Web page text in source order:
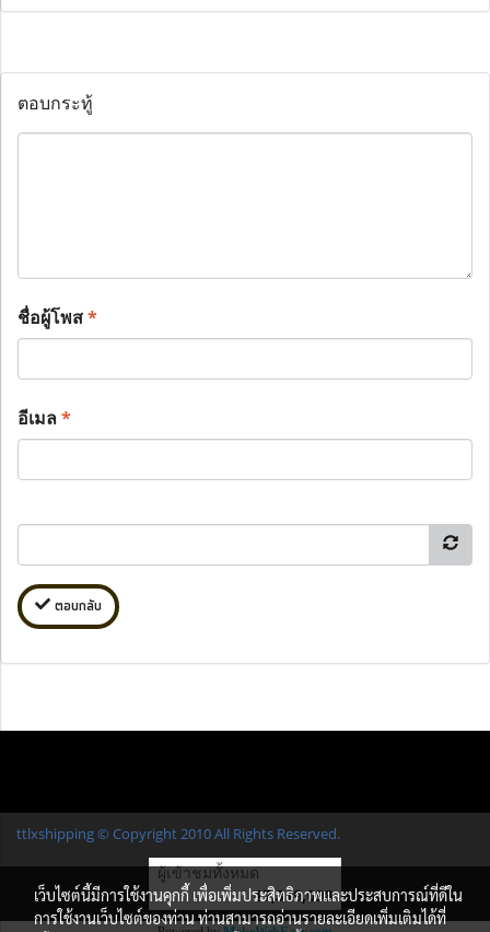
ตอบกระทู้
ชื่อผู้โพส*
อีเมล*
ตอบกลับ
ttlxshipping © Copyright 2010 All Rights Reserved.
ผู้เข้าชมทั้งหมด
17,319,098
เว็บไซต์นี้มีการใช้งานคุกกี้ เพื่อเพิ่มประสิทธิภาพและประสบการณ์ที่ดีใน
การใช้งานเว็บไซต์ของท่าน ท่านสามารถอ่านรายละเอียดเพิ่มเติมได้ที่